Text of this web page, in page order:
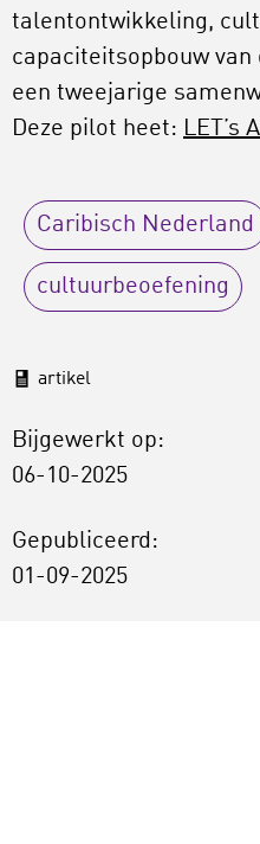
talentontwikkeling,
capaciteitsopbouw
een tweejarige
Deze pilot heet: LET’s
Caribisch Nederland
cultuurbeoefening
artikel
Bijgewerkt op:
06-10-2025
Gepubliceerd:
01-09-2025